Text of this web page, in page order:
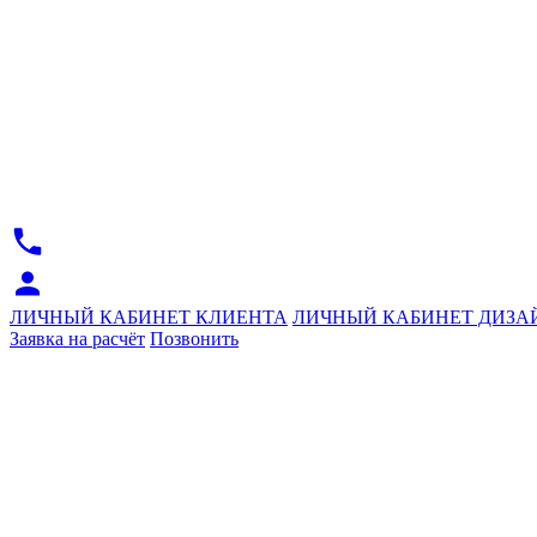
ЛИЧНЫЙ КАБИНЕТ КЛИЕНТА ЛИЧНЫЙ КАБИНЕТ
Заявка на расчёт Позвонить